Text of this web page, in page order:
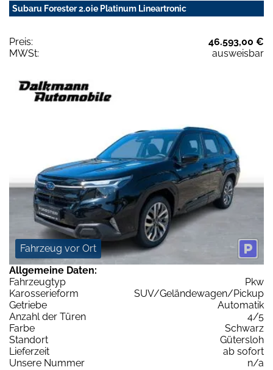
Subaru Forester 2.0ie Platinum Lineartronic
Preis:
46.593,00 €
MWSt:
ausweisbar
Fahrzeug vor Ort
Allgemeine Daten:
Fahrzeugtyp
Pkw
Karosserieform
SUV/Geländewagen/Pickup
Getriebe
Automatik
Anzahl der Türen
4/5
Farbe
Schwarz
Standort
Gütersloh
Lieferzeit
ab sofort
Unsere Nummer
n/a